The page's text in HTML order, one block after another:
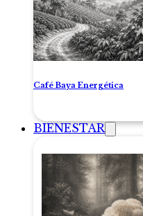
Café Baya Energética
BIENESTAR